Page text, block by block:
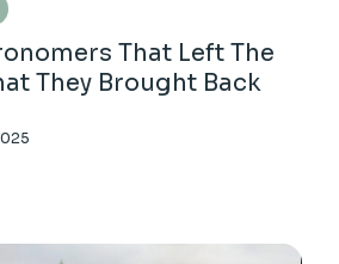
That Left The
They Brought Back